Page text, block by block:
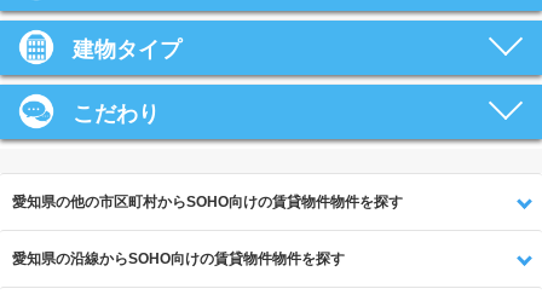
建物タイプ
こだわり
愛知県の他の市区町村からSOHO向けの賃貸物件物件を探す
愛知県の沿線からSOHO向けの賃貸物件物件を探す